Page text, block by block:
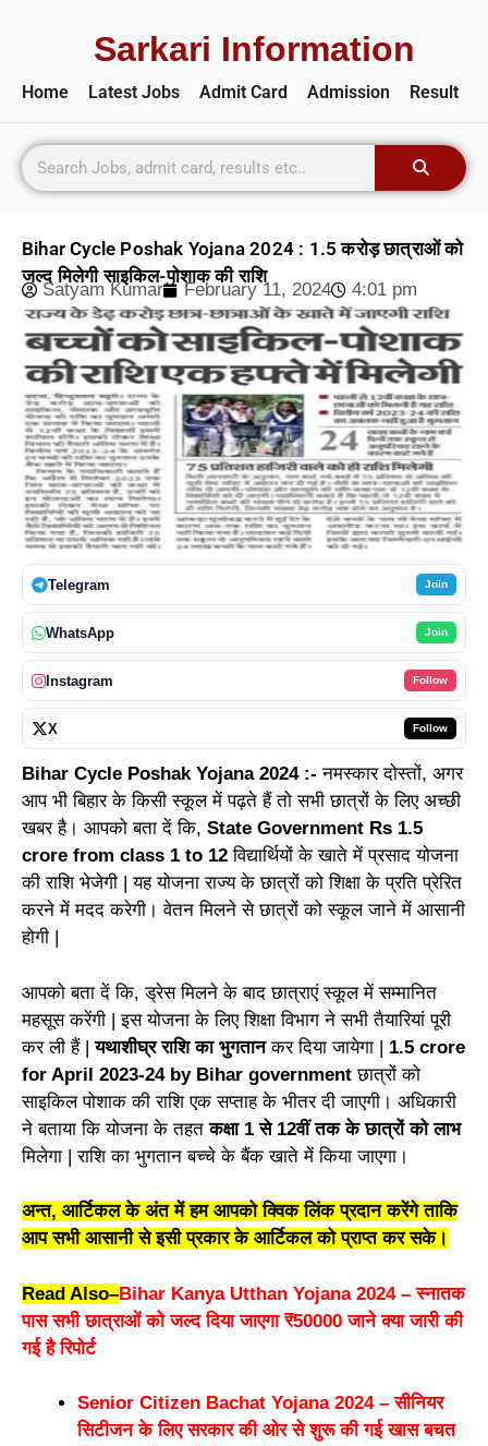
Sarkari Information
Home Latest Jobs Admit Card Admission Result
Bihar Cycle Poshak Yojana 2024 : 1.5 करोड़ छात्राओं को
जल्द मिलेगी साइकिल-पोशाक की राशि
Satyam Kumar February 11, 2024 4:01 pm
Telegram Join
WhatsApp Join
Instagram Follow
X Follow
Bihar Cycle Poshak Yojana 2024 :- नमस्कार दोस्तों, अगर
आप भी बिहार के किसी स्कूल में पढ़ते हैं तो सभी छात्रों के लिए अच्छी
खबर है। आपको बता दें कि, State Government Rs 1.5
crore from class 1 to 12 विद्यार्थियों के खाते में प्रसाद योजना
की राशि भेजेगी | यह योजना राज्य के छात्रों को शिक्षा के प्रति प्रेरित
करने में मदद करेगी। वेतन मिलने से छात्रों को स्कूल जाने में आसानी
होगी |
आपको बता दें कि, ड्रेस मिलने के बाद छात्राएं स्कूल में सम्मानित
महसूस करेंगी | इस योजना के लिए शिक्षा विभाग ने सभी तैयारियां पूरी
कर ली हैं |यथाशीघ्र राशि का भुगतानकर दिया जायेगा | 1.5 crore
for April 2023-24 by Bihar government छात्रों को
साइकिल पोशाक की राशि एक सप्ताह के भीतर दी जाएगी। अधिकारी
ने बताया कि योजना के तहतकक्षा 1 से 12वीं तक के छात्रों को लाभ
मिलेगा | राशि का भुगतान बच्चे के बैंक खाते में किया जाएगा।
अन्त, आर्टिकल के अंत में हम आपको क्विक लिंक प्रदान करेंगे ताकि
आप सभी आसानी से इसी प्रकार के आर्टिकल को प्राप्त कर सके।
Read Also–Bihar Kanya Utthan Yojana 2024 – स्नातक
पास सभी छात्राओं को जल्द दिया जाएगा ₹50000 जाने क्या जारी की
गई है रिपोर्ट
Senior Citizen Bachat Yojana 2024 – सीनियर
सिटीजन के लिए सरकार की ओर से शुरू की गई खास बचत